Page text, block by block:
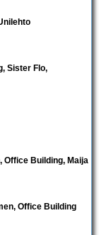
, Sister Flo,
, Office Building, Maija
, Office Building